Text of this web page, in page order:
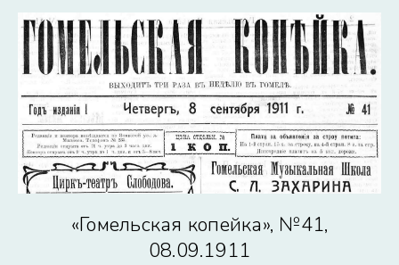
«Гомельская копейка», №41,
08.09.1911